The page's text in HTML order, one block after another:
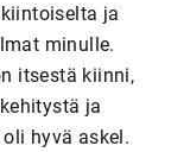
ja
minulle.
itsestä kiinni,
ja
hyvä askel.